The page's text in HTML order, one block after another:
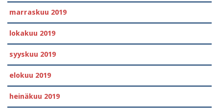
marraskuu 2019
lokakuu 2019
syyskuu 2019
elokuu 2019
heinäkuu 2019